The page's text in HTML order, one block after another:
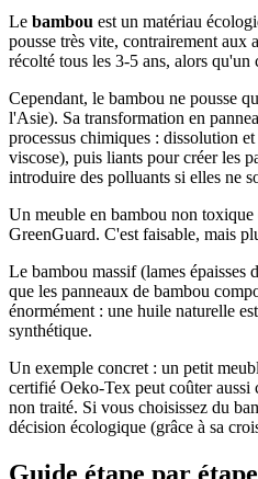
Le bambou est un matériau
pousse très vite, contrairement aux
récolté tous les 3-5 ans, alors qu'un
Cependant, le bambou ne pousse
l'Asie). Sa transformation en
processus chimiques : dissolution
viscose), puis liants pour créer les
introduire des polluants si elles ne
Un meuble en bambou non
GreenGuard. C'est faisable, mais
Le bambou massif (lames épaisses
que les panneaux de bambou
énormément : une huile naturelle
synthétique.
Un exemple concret : un petit
certifié Oeko-Tex peut coûter
non traité. Si vous choisissez du
décision écologique (grâce à sa